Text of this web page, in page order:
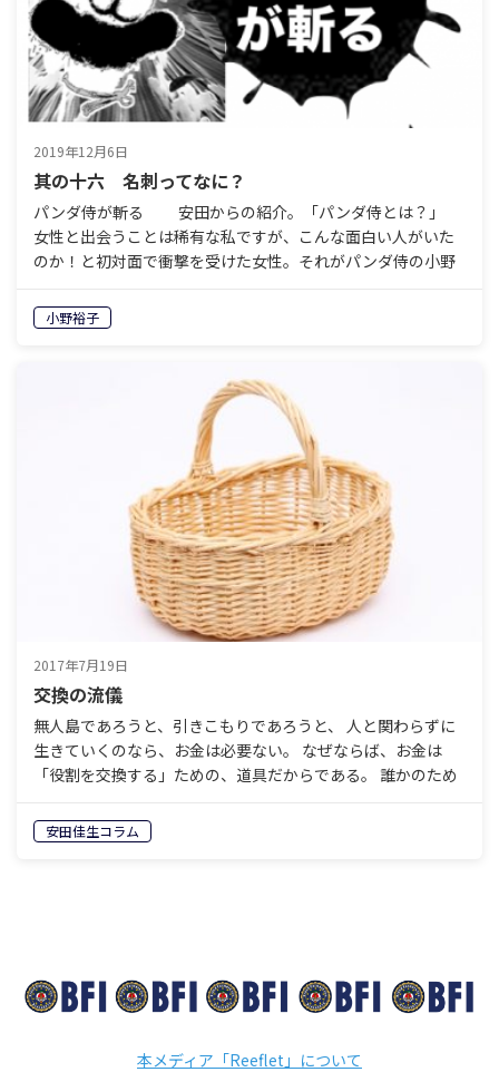
2019年12月6日
其の十六 名刺ってなに？
パンダ侍が斬る 安田からの紹介。「パンダ侍とは？」
女性と出会うことは稀有な私ですが、こんな面白い人がいた
のか！と初対面で衝撃を受けた女性。それがパンダ侍の小野
い…小野裕子
2017年7月19日
交換の流儀
無人島であろうと、引きこもりであろうと、 人と関わらずに
生きていくのなら、お金は必要ない。 なぜならば、お金は
「役割を交換する」ための、道具だからである。 誰かのため
安田佳生コラム
本メディア「Reeflet」について